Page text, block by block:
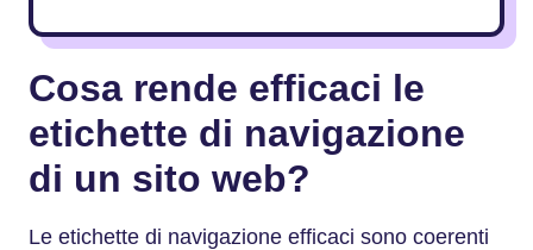
Cosa rende efficaci le
etichette di navigazione
di un sito web?
Le etichette di navigazione efficaci sono coerenti